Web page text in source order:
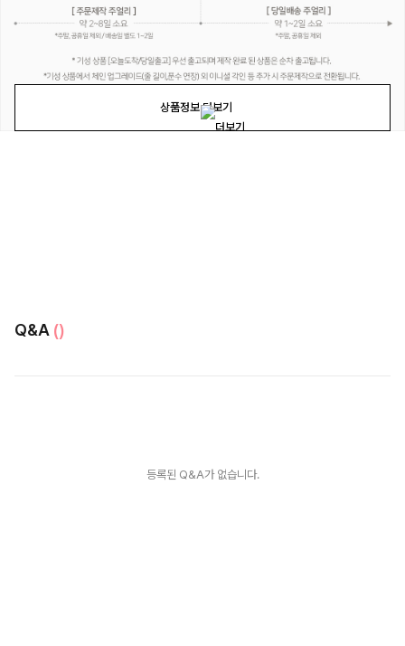
상품정보 더보기
Q&A ()
등록된 Q&A가 없습니다.